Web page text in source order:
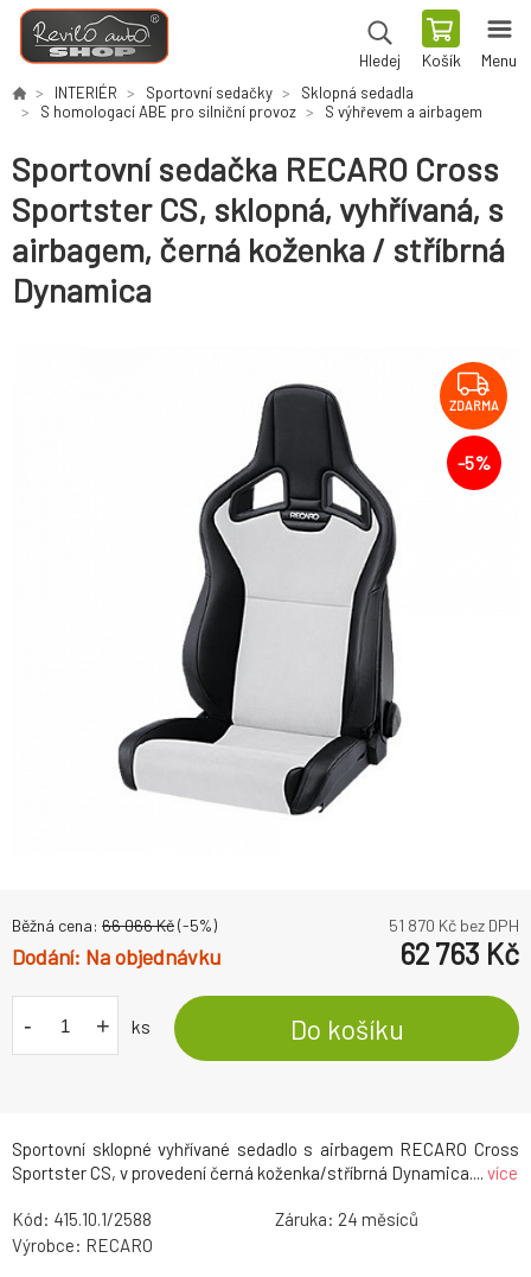
Hledej Košík Menu
INTERIÉR Sportovní sedačky
Sklopná sedadla
S homologací ABE pro silniční provoz
S výhřevem a airbagem
Sportovní sedačka RECARO Cross
Sportster CS, sklopná, vyhřívaná, s
airbagem, černá koženka / stříbrná
Dynamica
ZDARMA
-5%
Sportovní sklopné vyhřívané sedadlo s airbagem RECARO Cross
Sportster CS, v provedení černá koženka/stříbrná Dynamica.... více
Běžná cena: 66 066Kč(-5%) 51 870 Kč bez DPH
Na objednávku 62 763 Kč
- + ks Do košíku
Kód: 415.10.1/2588 Záruka: 24
Výrobce: RECARO